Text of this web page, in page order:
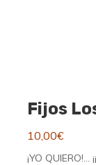
Fijos
10,00€
¡YO QUIERO!…